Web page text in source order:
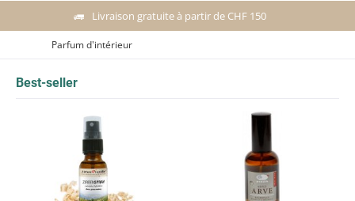
Livraison gratuite à partir de CHF 150
Parfum d'intérieur
Best-seller